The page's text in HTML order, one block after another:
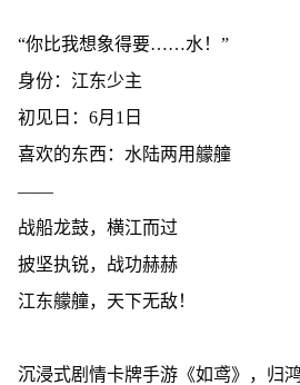
“你比我想象得要……水！”
身份：江东少主
初见日：6月1日
喜欢的东西：水陆两用艨艟
——
战船龙鼓，横江而过
披坚执锐，战功赫赫
江东艨艟，天下无敌！
沉浸式剧情卡牌手游《如鸢》，归